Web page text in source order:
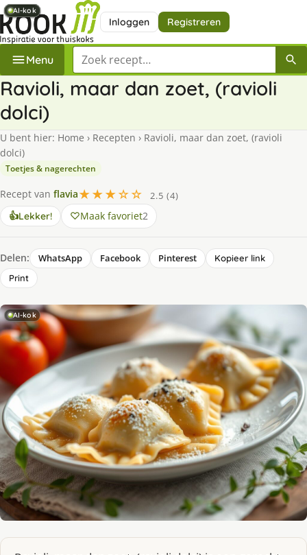
Inloggen Registreren
Menu Zoek een recept
Ravioli, maar dan zoet, (ravioli
dolci)
U bent hier: Home › Recepten › Ravioli, maar dan zoet, (ravioli
dolci)
Toetjes & nagerechten
Recept van flavia★★★☆☆
2.5 (4)
👍Lekker! Maak favoriet2
Delen: WhatsApp Facebook Pinterest
Kopieer link
Print
AI-kok
AI-kok
AI-kok
AI-kok
AI-kok
AI-kok
AI-kok